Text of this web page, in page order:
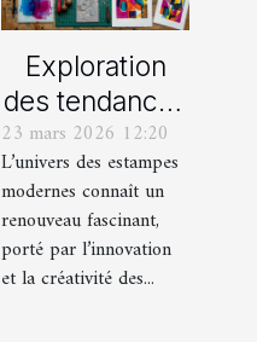
Exploration
des tendances
actuelles en
estampes
modernes
23 mars 2026 12:20
L’univers des estampes
modernes connaît un
renouveau fascinant,
porté par l’innovation
et la créativité des...